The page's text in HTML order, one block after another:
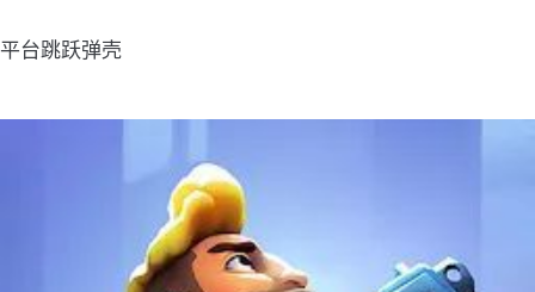
平台跳跃弹壳